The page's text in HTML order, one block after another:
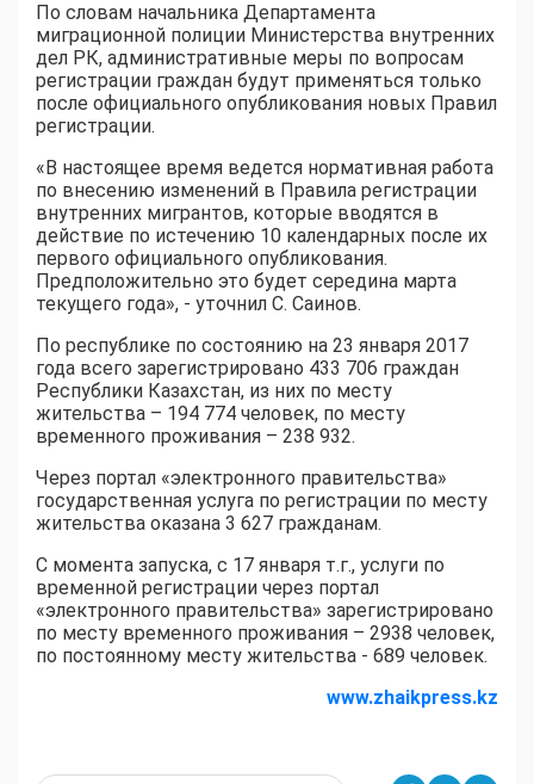
По словам начальника Департамента
миграционной полиции Министерства внутренних
дел РК, административные меры по вопросам
регистрации граждан будут применяться только
после официального опубликования новых Правил
регистрации.
«В настоящее время ведется нормативная работа
по внесению изменений в Правила регистрации
внутренних мигрантов, которые вводятся в
действие по истечению 10 календарных после их
первого официального опубликования.
Предположительно это будет середина марта
текущего года», - уточнил С. Саинов.
По республике по состоянию на 23 января 2017
года всего зарегистрировано 433 706 граждан
Республики Казахстан, из них по месту
жительства – 194 774 человек, по месту
временного проживания – 238 932.
Через портал «электронного правительства»
государственная услуга по регистрации по месту
жительства оказана 3 627 гражданам.
С момента запуска, с 17 января т.г., услуги по
временной регистрации через портал
«электронного правительства» зарегистрировано
по месту временного проживания – 2938 человек,
по постоянному месту жительства - 689 человек.
www.zhaikpress.kz